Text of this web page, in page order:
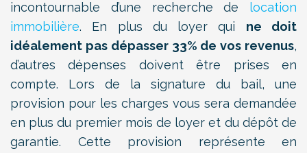
incontournable d’une recherche de
location
immobilière. En plus du loyer qui ne doit
idéalement pas dépasser 33% de vos revenus,
d’autres dépenses doivent être prises en
compte. Lors de la signature du bail, une
provision pour les charges vous sera demandée
en plus du premier mois de loyer et du dépôt de
garantie. Cette provision représente en